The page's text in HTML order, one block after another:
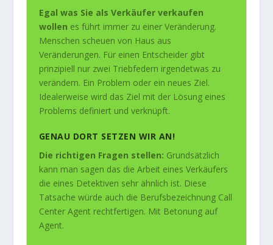
Egal was Sie als Verkäufer verkaufen
wollen es führt immer zu einer Veränderung.
Menschen scheuen von Haus aus
Veränderungen. Für einen Entscheider gibt
prinzipiell nur zwei Triebfedern irgendetwas zu
verändern. Ein Problem oder ein neues Ziel.
Idealerweise wird das Ziel mit der Lösung eines
Problems definiert und verknüpft.
GENAU DORT SETZEN WIR AN!
Die richtigen Fragen stellen: Grundsätzlich
kann man sagen das die Arbeit eines Verkäufers
die eines Detektiven sehr ähnlich ist. Diese
Tatsache würde auch die Berufsbezeichnung Call
Center Agent rechtfertigen. Mit Betonung auf
Agent.